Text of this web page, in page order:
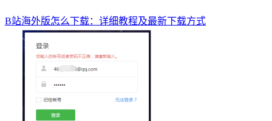
B站海外版怎么下载：详细教程及最新下载方式